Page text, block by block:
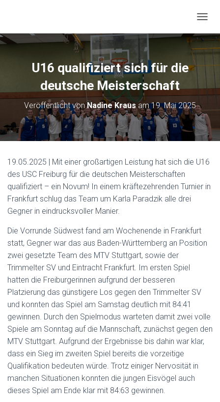
A
V
I
U
M
S
A
U16 qualifiziert sich für die
deutsche Meisterschaft
Veröffentlicht vonNadine Krausam19. Mai 2025
19.05.2025 | Mit einer großartigen Leistung hat sich die U16
des USC Freiburg für die deutschen Meisterschaften
qualifiziert – ein Novum! In einem kräftezehrenden Turnier in
Frankfurt schlug das Team um Karla Paradzik alle drei
Gegner in eindrucksvoller Manier.
Die Vorrunde Südwest fand am Wochenende in Frankfurt
statt, Gegner war das aus Baden-Württemberg an Position
zwei gesetzte Team des MTV Stuttgart, sowie der
Trimmelter SV und Eintracht Frankfurt. Im ersten Spiel
hatten die Freiburgerinnen aufgrund der besseren
Platzierung das günstigere Los gegen den Trimmelter SV
und konnten das Spiel am Samstag deutlich mit 84:41
gewinnen. Durch den Spielmodus warteten damit zwei volle
Spiele am Sonntag auf die Mannschaft, zunächst gegen den
MTV Stuttgart. Aufgrund der Ergebnisse bis dahin war klar,
dass ein Sieg im zweiten Spiel bereits die vorzeitige
Qualifikation bedeuten würde. Trotz einiger Nervosität in
manchen Situationen konnten die jungen Eisvögel auch
dieses Spiel am Ende klar mit 84:63 gewinnen.